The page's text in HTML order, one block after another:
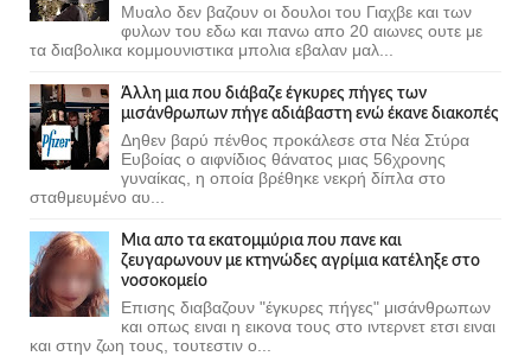
Μυαλο δεν βαζουν οι δουλοι του Γιαχβε και των
φυλων του εδω και πανω απο 20 αιωνες ουτε με
τα διαβολικα κομμουνιστικα μπολια εβαλαν μαλ...
Άλλη μια που διάβαζε έγκυρες πήγες των
μισάνθρωπων πήγε αδιάβαστη ενώ έκανε διακοπές
Δηθεν βαρύ πένθος προκάλεσε στα Νέα Στύρα
Ευβοίας ο αιφνίδιος θάνατος μιας 56χρονης
γυναίκας, η οποία βρέθηκε νεκρή δίπλα στο
σταθμευμένο αυ...
Μια απο τα εκατομμύρια που πανε και
ζευγαρωνουν με κτηνώδες αγρίμια κατέληξε στο
νοσοκομείο
Επισης διαβαζουν "έγκυρες πήγες" μισάνθρωπων
και οπως ειναι η εικονα τους στο ιντερνετ ετσι ειναι
και στην ζωη τους, τουτεστιν ο...